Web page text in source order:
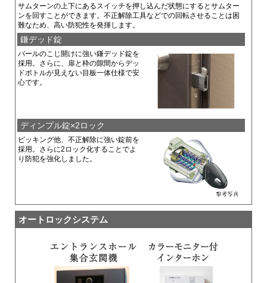
サムターンの上下にあるスイッチを押し込んだ状態にするとサムター
ンを回すことができます。不正解除工具などでの回転させることは困
難なため、高い防犯性を発揮します。
鎌デッド錠
バールのこじ開けに強い鎌デッド錠を
採用。さらに、扉と枠の隙間からデッ
ドボトルが見えない目板一体仕様で安
心です。
ディンプル錠×2ロック
ピッキング他、不正解除に強い錠前を
採用。さらに2ロック化することでよ
り防犯を強化しました。
オートロックシステム